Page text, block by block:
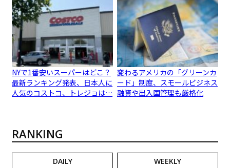
NYで1番安いスーパーはどこ？
最新ランキング発表、日本人に
人気のコストコ、トレジョは…
変わるアメリカの「グリーンカ
ード」制度、スモールビジネス
融資や出入国管理も厳格化
RANKING
DAILY WEEKLY